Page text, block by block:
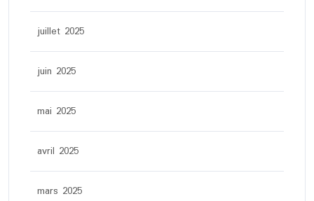
juillet 2025
juin 2025
mai 2025
avril 2025
mars 2025